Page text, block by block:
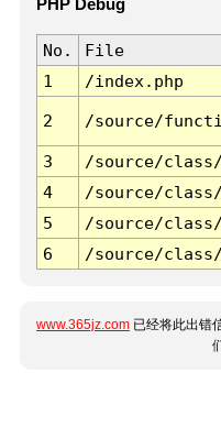
PHP Debug
No. File
1
/index.php
2 /source/
3 /source/
4
/source/
5
/source/
6
/source/
www.365jz.com 已经将此出错